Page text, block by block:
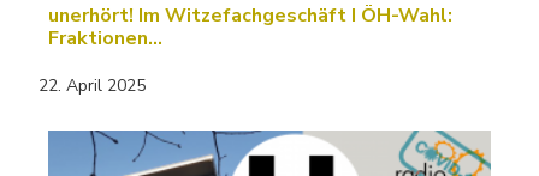
unerhört! Im Witzefachgeschäft I ÖH-Wahl:
Fraktionen…
22. April 2025